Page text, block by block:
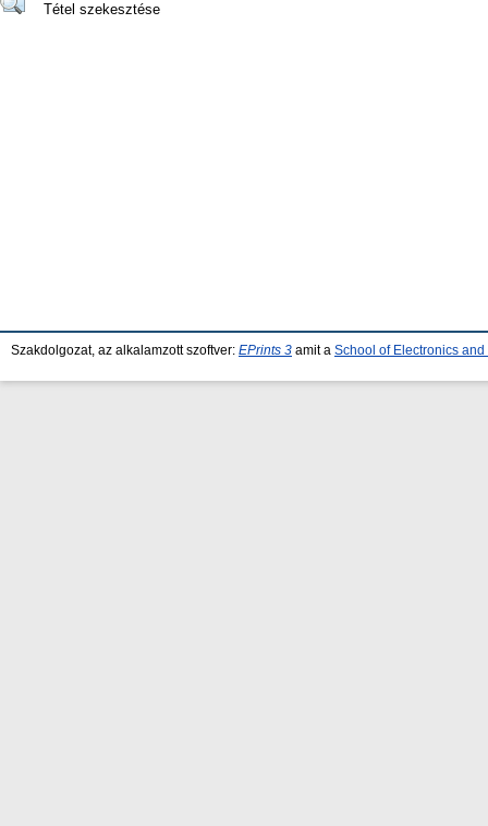
Tétel szekesztése
Szakdolgozat, az alkalamzott szoftver: EPrints 3 amit a School of Electronics